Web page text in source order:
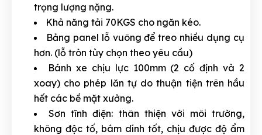
trọng lượng nặng.
Khả năng tải 70KGS cho ngăn kéo.
Bảng panel lỗ vuông để treo nhiều dụng cụ
hơn. (lỗ tròn tùy chọn theo yêu cầu)
Bánh xe chịu lực 100mm (2 cố định và 2
xoay) cho phép lăn tự do thuận tiện trên hầu
hết các bề mặt xưởng.
Sơn tĩnh điện: thân thiện với môi trường,
không độc tố, bám dính tốt, chịu được độ ẩm